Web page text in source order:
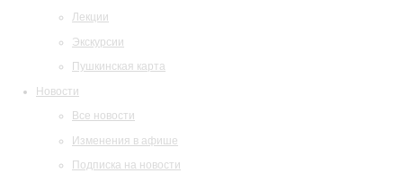
Лекции
Экскурсии
Пушкинская карта
Новости
Все новости
Изменения в афише
Подписка на новости